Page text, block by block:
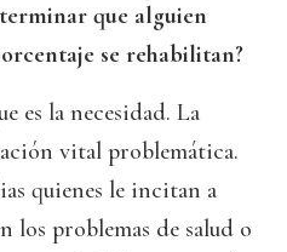
que alguien
se rehabilitan?
es la necesidad. La
vital problemática.
quienes le incitan a
los problemas de salud o